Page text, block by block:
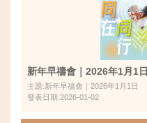
新年早禱會｜2026年1月1日
主題:新年早禱會｜2026年1月1日
發表日期:2026-01-02